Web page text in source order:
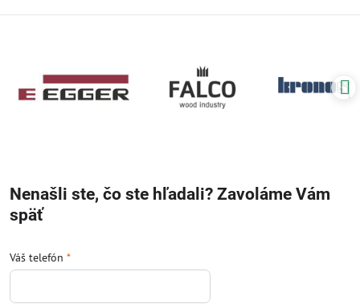
Nenašli ste, čo ste hľadali? Zavoláme Vám
späť
Váš telefón *